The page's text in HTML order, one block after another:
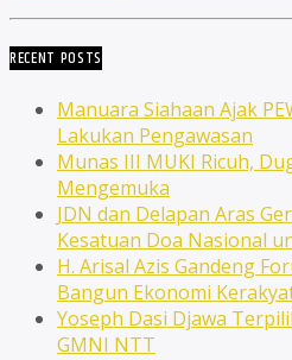
RECENT POSTS
Manuara Siahaan Ajak
Lakukan Pengawasan
Munas III MUKI Ricuh,
Mengemuka
JDN dan Delapan Aras
Kesatuan Doa Nasional
H. Arisal Azis Gandeng
Bangun Ekonomi
Yoseph Dasi Djawa
GMNI NTT